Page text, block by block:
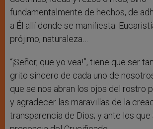
fundamentalmente de hechos, de
a Él allí donde se manifiesta:
prójimo, naturaleza…
“¡Señor, que yo vea!”, tiene que ser
grito sincero de cada uno de
que se nos abran los ojos del rostro
y agradecer las maravillas de la
transparencia de Dios; y ante los que